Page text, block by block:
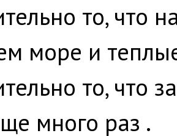
то, что
море и
то, что
много раз .